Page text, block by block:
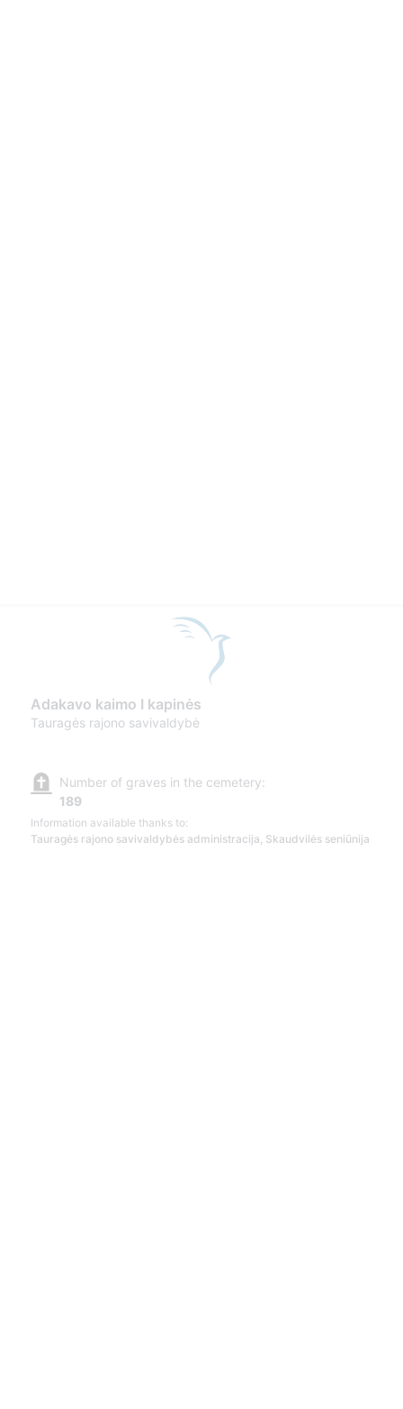
Adakavo kaimo I kapinės
Tauragės rajono savivaldybė
Number of graves in the cemetery:
189
Information available thanks to:
Tauragės rajono savivaldybės administracija, Skaudvilės seniūnija